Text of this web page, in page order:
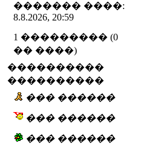
������� ����:
8.8.2026, 20:59
1 ��������� (0
�� ����)
����������
����������
��� ������
��� ������
��� ������